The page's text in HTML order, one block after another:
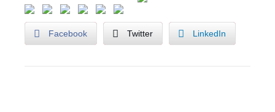
Facebook Twitter LinkedIn